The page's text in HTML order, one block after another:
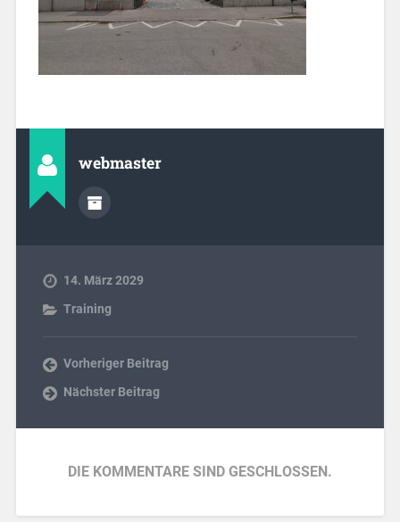
webmaster
14. März 2029
Training
Vorheriger Beitrag
Nächster Beitrag
DIE KOMMENTARE SIND GESCHLOSSEN.